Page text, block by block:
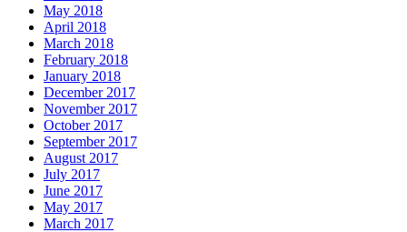
May 2018
April 2018
March 2018
February 2018
January 2018
December 2017
November 2017
October 2017
September 2017
August 2017
July 2017
June 2017
May 2017
March 2017